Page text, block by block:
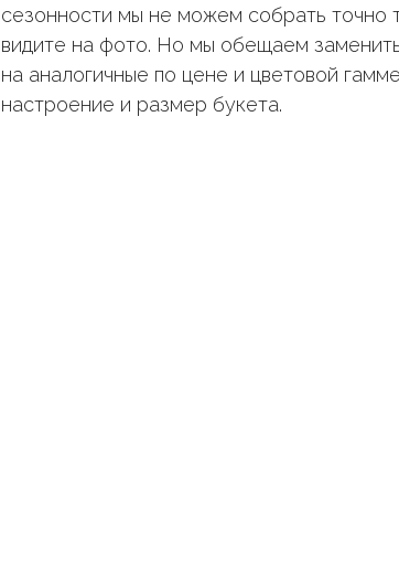
сезонности мы не можем собрать точно
видите на фото. Но мы обещаем
на аналогичные по цене и цветовой
настроение и размер букета.